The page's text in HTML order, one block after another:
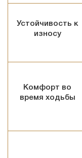
Устойчивость к
износу
Комфорт во
время ходьбы